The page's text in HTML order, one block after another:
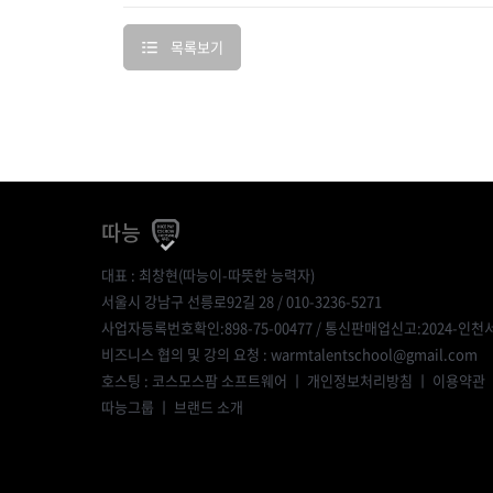
목록보기
따능
대표 : 최창현(따능이-따뜻한 능력자)
서울시 강남구 선릉로92길 28 / 010-3236-5271
사업자등록번호확인:898-75-00477 / 통신판매업신고:2024-인천
비즈니스 협의 및 강의 요청 : warmtalentschool@gmail.com
호스팅 : 코스모스팜 소프트웨어 ㅣ 개인정보처리방침 ㅣ 이용약관
따능그룹 ㅣ 브랜드 소개